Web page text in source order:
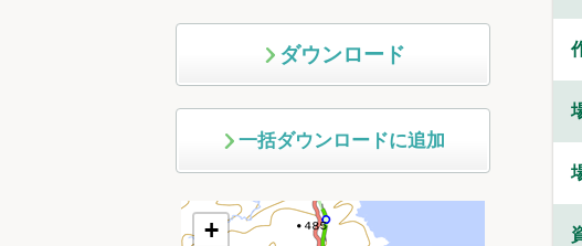
ダウンロード
一括ダウンロードに追加
+